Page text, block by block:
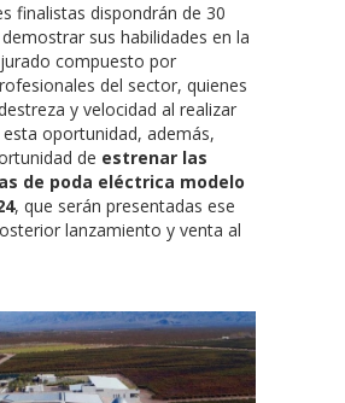
finalistas dispondrán de 30
sus habilidades en la
compuesto por
del sector, quienes
y velocidad al realizar
oportunidad, además,
de estrenar las
de poda eléctrica modelo
, que serán presentadas ese
lanzamiento y venta al